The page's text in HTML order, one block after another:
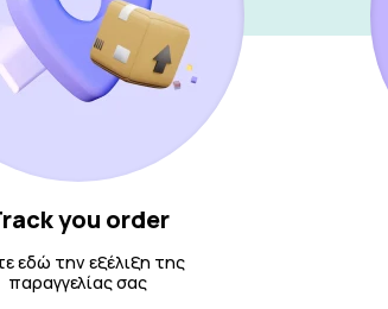
you order
εδώ την εξέλιξη της
παραγγελίας σας